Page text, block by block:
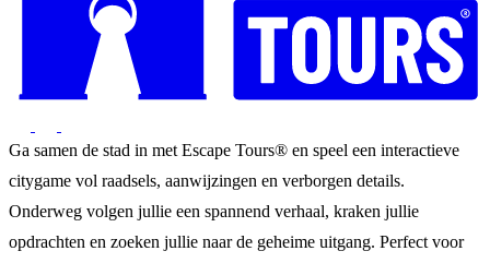
Ga samen de stad in met Escape Tours® en speel een interactieve
citygame vol raadsels, aanwijzingen en verborgen details.
Onderweg volgen jullie een spannend verhaal, kraken jullie
opdrachten en zoeken jullie naar de geheime uitgang. Perfect voor